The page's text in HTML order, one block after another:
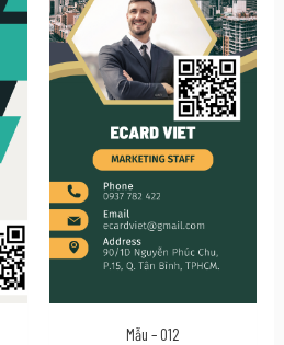
Mẫu – 012